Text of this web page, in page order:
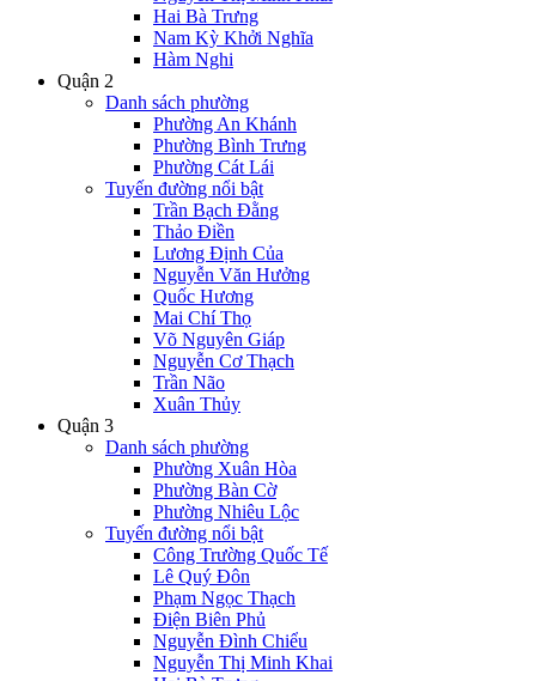
Hai Bà Trưng
Nam Kỳ Khởi Nghĩa
Hàm Nghi
Quận 2
Danh sách phường
Phường An Khánh
Phường Bình Trưng
Phường Cát Lái
Tuyến đường nổi bật
Trần Bạch Đằng
Thảo Điền
Lương Định Của
Nguyễn Văn Hưởng
Quốc Hương
Mai Chí Thọ
Võ Nguyên Giáp
Nguyễn Cơ Thạch
Trần Não
Xuân Thủy
Quận 3
Danh sách phường
Phường Xuân Hòa
Phường Bàn Cờ
Phường Nhiêu Lộc
Tuyến đường nổi bật
Công Trường Quốc Tế
Lê Quý Đôn
Phạm Ngọc Thạch
Điện Biên Phủ
Nguyễn Đình Chiểu
Nguyễn Thị Minh Khai